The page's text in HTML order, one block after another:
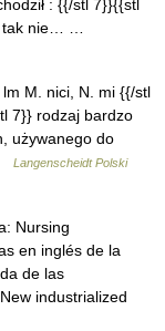
: {{/stl 7}}{{stl
i tak nie… …
M. nici, N. mi {{/stl
7}} rodzaj bardzo
używanego do
Langenscheidt Polski
Nursing
en inglés de la
de las
industrialized